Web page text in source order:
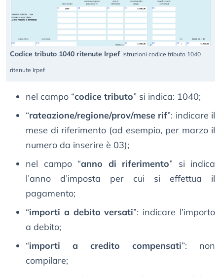
Codice tributo 1040 ritenute Irpef Istruzioni codice tributo 1040
ritenute Irpef
nel campo “codice tributo” si indica: 1040;
“rateazione/regione/prov/mese rif”: indicare il
mese di riferimento (ad esempio, per marzo il
numero da inserire è 03);
nel campo “anno di riferimento” si indica
l’anno d’imposta per cui si effettua il
pagamento;
“importi a debito versati”: indicare l’importo
a debito;
“importi a credito compensati”: non
compilare;